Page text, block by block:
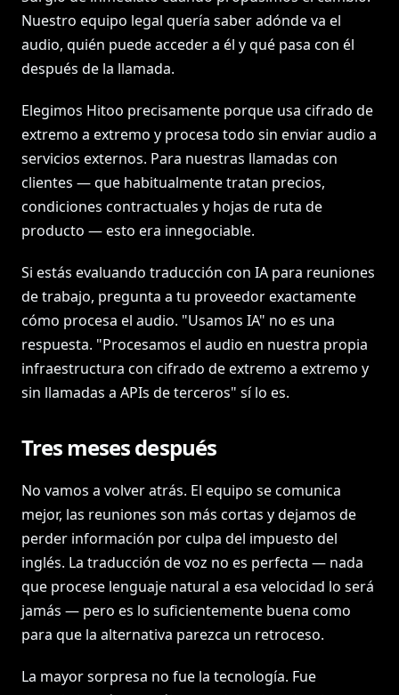
Nuestro equipo legal quería saber adónde va el
audio, quién puede acceder a él y qué pasa con él
después de la llamada.
Elegimos Hitoo precisamente porque usa cifrado de
extremo a extremo y procesa todo sin enviar audio a
servicios externos. Para nuestras llamadas con
clientes — que habitualmente tratan precios,
condiciones contractuales y hojas de ruta de
producto — esto era innegociable.
Si estás evaluando traducción con IA para reuniones
de trabajo, pregunta a tu proveedor exactamente
cómo procesa el audio. "Usamos IA" no es una
respuesta. "Procesamos el audio en nuestra propia
infraestructura con cifrado de extremo a extremo y
sin llamadas a APIs de terceros" sí lo es.
Tres meses después
No vamos a volver atrás. El equipo se comunica
mejor, las reuniones son más cortas y dejamos de
perder información por culpa del impuesto del
inglés. La traducción de voz no es perfecta — nada
que procese lenguaje natural a esa velocidad lo será
jamás — pero es lo suficientemente buena como
para que la alternativa parezca un retroceso.
La mayor sorpresa no fue la tecnología. Fue